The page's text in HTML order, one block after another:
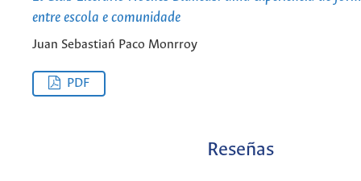
entre escola e comunidade
Juan Sebastiań Paco Monrroy
PDF
Reseñas